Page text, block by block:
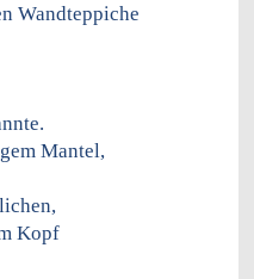
Wandteppiche
Mantel,
Kopf